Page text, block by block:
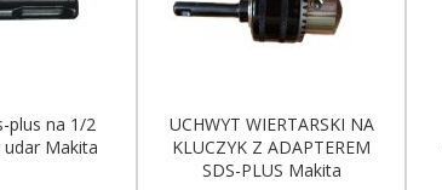
plus na 1/2
udar Makita
UCHWYT WIERTARSKI NA
KLUCZYK Z ADAPTEREM
SDS-PLUS Makita